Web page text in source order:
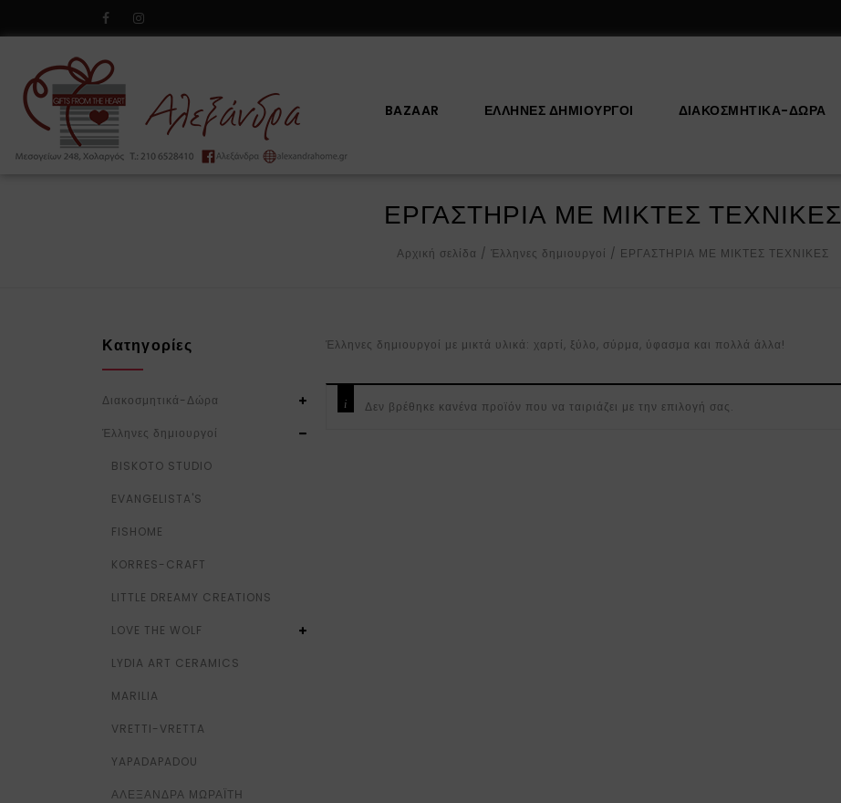
BAZAAR ΕΛΛΗΝΕΣ ΔΗΜΙΟΥΡΓΟΙ ΔΙΑΚΟΣΜΗΤΙΚΆ-ΔΏΡΑ
ΕΡΓΑΣΤΗΡΙΑ ΜΕ ΜΙΚΤΕΣ ΤΕΧΝΙΚΕΣ
Αρχική σελίδα / Έλληνες δημιουργοί / ΕΡΓΑΣΤΗΡΙΑ ΜΕ ΜΙΚΤΕΣ ΤΕΧΝΙΚΕΣ
Έλληνες δημιουργοί με μικτά υλικά: χαρτί, ξύλο, σύρμα, ύφασμα και πολλά άλλα!
Δεν βρέθηκε κανένα προϊόν που να ταιριάζει με την επιλογή σας.
Κατηγορίες
Διακοσμητικά-Δώρα
Έλληνες δημιουργοί
BISKOTO STUDIO
EVANGELISTA'S
FISHOME
KORRES-CRAFT
LITTLE DREAMY CREATIONS
LOVE THE WOLF
LYDIA ART CERAMICS
MARILIA
VRETTI-VRETTA
YAPADAPADOU
ΑΛΕΞΑΝΔΡΑ ΜΩΡΑΪΤΗ